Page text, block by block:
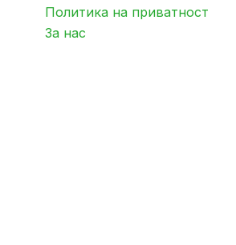
Политика на приватност
За нас